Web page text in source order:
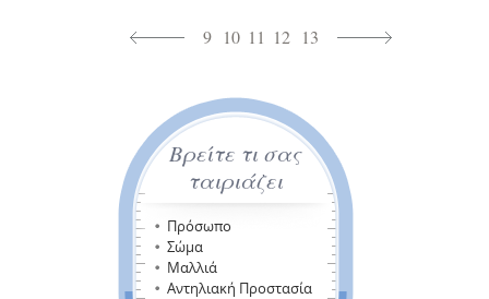
9 10 11 12 13
Βρείτε τι σας
ταιριάζει
Πρόσωπο
Σώμα
Μαλλιά
Αντηλιακή Προστασία